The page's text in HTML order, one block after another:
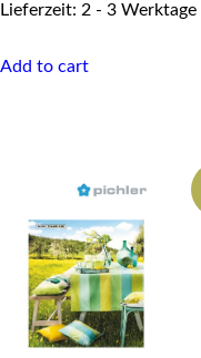
Lieferzeit: 2 - 3 Werktage
Add to cart